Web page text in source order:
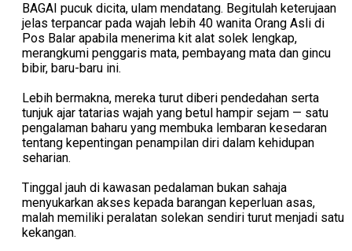
BAGAI pucuk dicita, ulam mendatang. Begitulah keterujaan
jelas terpancar pada wajah lebih 40 wanita Orang Asli di
Pos Balar apabila menerima kit alat solek lengkap,
merangkumi penggaris mata, pembayang mata dan gincu
bibir, baru-baru ini.
Lebih bermakna, mereka turut diberi pendedahan serta
tunjuk ajar tatarias wajah yang betul hampir sejam — satu
pengalaman baharu yang membuka lembaran kesedaran
tentang kepentingan penampilan diri dalam kehidupan
seharian.
Tinggal jauh di kawasan pedalaman bukan sahaja
menyukarkan akses kepada barangan keperluan asas,
malah memiliki peralatan solekan sendiri turut menjadi satu
kekangan.